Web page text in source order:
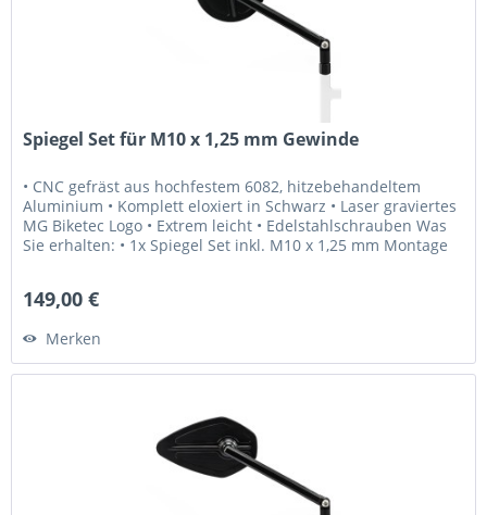
Spiegel Set für M10 x 1,25 mm Gewinde
• CNC gefräst aus hochfestem 6082, hitzebehandeltem
Aluminium • Komplett eloxiert in Schwarz • Laser graviertes
MG Biketec Logo • Extrem leicht • Edelstahlschrauben Was
Sie erhalten: • 1x Spiegel Set inkl. M10 x 1,25 mm Montage
149,00 €
Merken